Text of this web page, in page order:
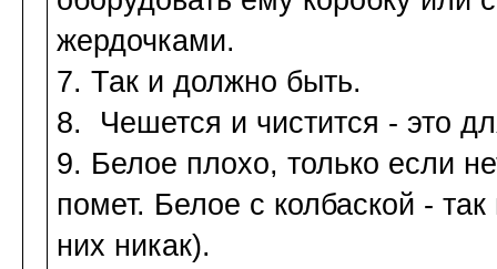
жердочками.
7. Так и должно быть.
8. Чешется и чистится - это
9. Белое плохо, только если
помет. Белое с колбаской -
них никак).